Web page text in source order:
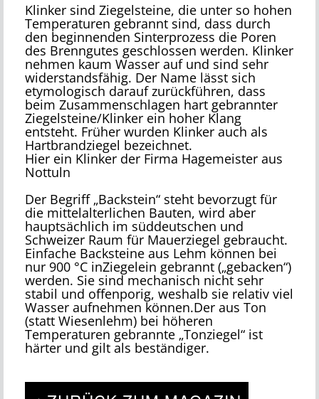
Klinker sind Ziegelsteine, die unter so hohen
Temperaturen gebrannt sind, dass durch
den beginnenden Sinterprozess die Poren
des Brenngutes geschlossen werden. Klinker
nehmen kaum Wasser auf und sind sehr
widerstandsfähig. Der Name lässt sich
etymologisch darauf zurückführen, dass
beim Zusammenschlagen hart gebrannter
Ziegelsteine/Klinker ein hoher Klang
entsteht. Früher wurden Klinker auch als
Hartbrandziegel bezeichnet.
Hier ein Klinker der Firma Hagemeister aus
Nottuln
Der Begriff „Backstein“ steht bevorzugt für
die mittelalterlichen Bauten, wird aber
hauptsächlich im süddeutschen und
Schweizer Raum für Mauerziegel gebraucht.
Einfache Backsteine aus Lehm können bei
nur 900 °C inZiegelein gebrannt („gebacken“)
werden. Sie sind mechanisch nicht sehr
stabil und offenporig, weshalb sie relativ viel
Wasser aufnehmen können.Der aus Ton
(statt Wiesenlehm) bei höheren
Temperaturen gebrannte „Tonziegel“ ist
härter und gilt als beständiger.